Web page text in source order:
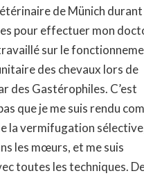
de Münich durant
pour effectuer mon
sur le
des chevaux lors de
des Gastérophiles. C’est
que je me suis rendu
la vermifugation
les mœurs, et me suis
toutes les techniques.